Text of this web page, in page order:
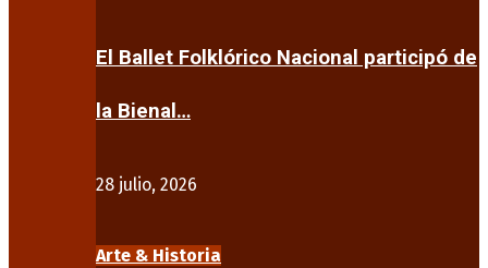
El Ballet Folklórico Nacional participó de
la Bienal…
28 julio, 2026
Arte & Historia